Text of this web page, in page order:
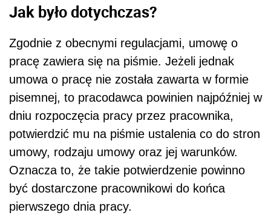
Jak było dotychczas?
Zgodnie z obecnymi regulacjami, umowę o
pracę zawiera się na piśmie. Jeżeli jednak
umowa o pracę nie została zawarta w formie
pisemnej, to pracodawca powinien najpóźniej w
dniu rozpoczęcia pracy przez pracownika,
potwierdzić mu na piśmie ustalenia co do stron
umowy, rodzaju umowy oraz jej warunków.
Oznacza to, że takie potwierdzenie powinno
być dostarczone pracownikowi do końca
pierwszego dnia pracy.